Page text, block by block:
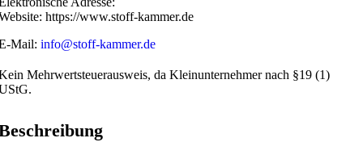
https://www.stoff-kammer.de
Mail: info@stoff-kammer.de
Mehrwertsteuerausweis, da Kleinunternehmer nach §19 (1)